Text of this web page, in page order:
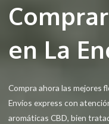
en La
Compra ahora las mejores
Envíos express con
aromáticas CBD, bien